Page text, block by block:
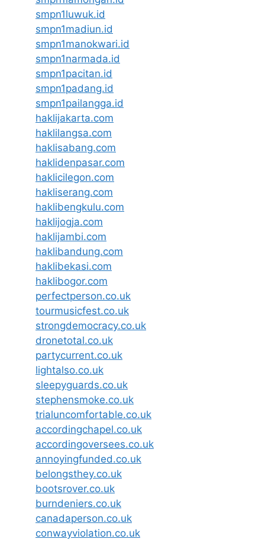
smpn1luwuk.id
smpn1madiun.id
smpn1manokwari.id
smpn1narmada.id
smpn1pacitan.id
smpn1padang.id
smpn1pailangga.id
haklijakarta.com
haklilangsa.com
haklisabang.com
haklidenpasar.com
haklicilegon.com
hakliserang.com
haklibengkulu.com
haklijogja.com
haklijambi.com
haklibandung.com
haklibekasi.com
haklibogor.com
perfectperson.co.uk
tourmusicfest.co.uk
strongdemocracy.co.uk
dronetotal.co.uk
partycurrent.co.uk
lightalso.co.uk
sleepyguards.co.uk
stephensmoke.co.uk
trialuncomfortable.co.uk
accordingchapel.co.uk
accordingoversees.co.uk
annoyingfunded.co.uk
belongsthey.co.uk
bootsrover.co.uk
burndeniers.co.uk
canadaperson.co.uk
conwayviolation.co.uk